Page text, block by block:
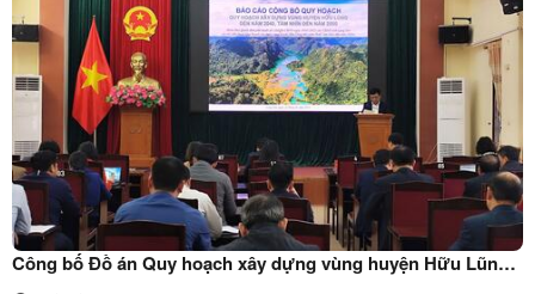
Công bố Đồ án Quy hoạch xây dựng vùng huyện Hữu Lũng
đến năm 2040, tầm nhìn đến năm 2050